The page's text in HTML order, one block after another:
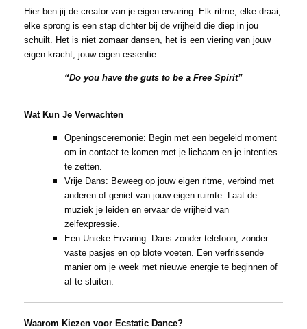
Hier ben jij de creator van je eigen ervaring. Elk ritme, elke draai,
elke sprong is een stap dichter bij de vrijheid die diep in jou
schuilt. Het is niet zomaar dansen, het is een viering van jouw
eigen kracht, jouw eigen essentie.
“Do you have the guts to be a Free Spirit”
Wat Kun Je Verwachten
Openingsceremonie: Begin met een begeleid moment
om in contact te komen met je lichaam en je intenties
te zetten.
Vrije Dans: Beweeg op jouw eigen ritme, verbind met
anderen of geniet van jouw eigen ruimte. Laat de
muziek je leiden en ervaar de vrijheid van
zelfexpressie.
Een Unieke Ervaring: Dans zonder telefoon, zonder
vaste pasjes en op blote voeten. Een verfrissende
manier om je week met nieuwe energie te beginnen of
af te sluiten.
Waarom Kiezen voor Ecstatic Dance?